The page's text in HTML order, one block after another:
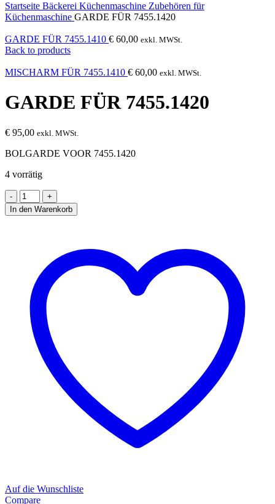
Startseite Bäckerei Küchenmaschine Zubehören für
Küchenmaschine GARDE FÜR 7455.1420
GARDE FÜR 7455.1410 € 60,00 exkl. MWSt.
Back to products
MISCHARM FÜR 7455.1410 € 60,00 exkl. MWSt.
GARDE FÜR 7455.1420
€ 95,00 exkl. MWSt.
BOLGARDE VOOR 7455.1420
4 vorrätig
GARDE
FÜR
7455.1420
In den Warenkorb
Auf die Wunschliste
Compare